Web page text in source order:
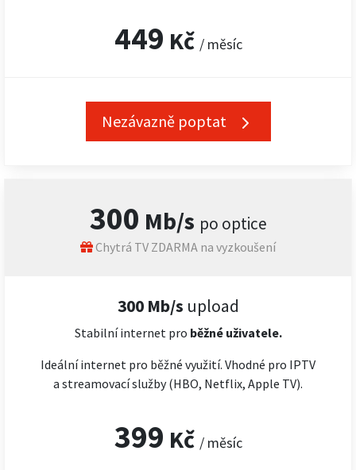
300 Mb/s po optice
Chytrá TV ZDARMA na vyzkoušení
300 Mb/s upload
Stabilní internet pro běžné uživatele.
Ideální internet pro běžné využití. Vhodné pro IPTV
a streamovací služby (HBO, Netflix, Apple TV).
399 Kč / měsíc
449 Kč / měsíc
Nezávazně poptat